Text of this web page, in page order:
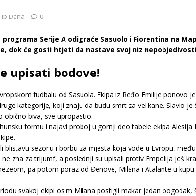
Dana 0
Serije A odigraće Sasuolo i Fiorentina na
dok će gosti htjeti da nastave svoj niz
upisati bodove!
fudbalu od Sasuola. Ekipa iz Ređo Emilije ponovo
kategorije, koji znaju da budu smrt za velikane. Slavio
obično biva, sve upropastio.
formu i najavi proboj u gornji deo tabele ekipa
blistavu sezonu i borbu za mjesta koja vode u Evropu,
ne zna za trijumf, a poslednji su upisali protiv Empolija još
pa potom poraz od Đenove, Milana i Atalante u
svakoj ekipi osim Milana postigli makar jedan